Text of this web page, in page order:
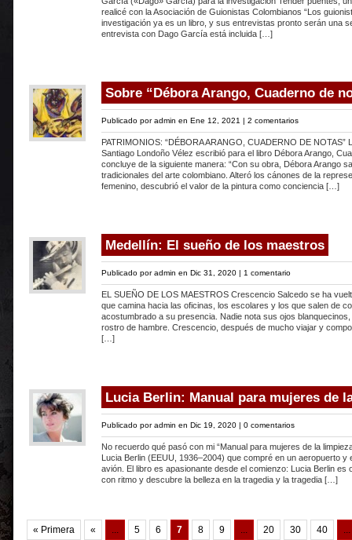
realicé con la Asociación de Guionistas Colombianos “Los
investigación ya es un libro, y sus entrevistas pronto serán una
entrevista con Dago García está incluida […]
Sobre “Débora Arango, Cuaderno de
Publicado poradmin en Ene 12, 2021 | 2 comentarios
PATRIMONIOS: “DÉBORA ARANGO, CUADERNO DE NOTAS”
Santiago Londoño Vélez escribió para el libro Débora Arango,
concluye de la siguiente manera: “Con su obra, Débora Arango
tradicionales del arte colombiano. Alteró los cánones de la
femenino, descubrió el valor de la pintura como conciencia […]
Medellín: El sueño de los maestros
Publicado poradmin en Dic 31, 2020 | 1 comentario
EL SUEÑO DE LOS MAESTROS Crescencio Salcedo se ha
que camina hacia las oficinas, los escolares y los que salen de
acostumbrado a su presencia. Nadie nota sus ojos
rostro de hambre. Crescencio, después de mucho viajar y
[…]
Lucia Berlin: Manual para mujeres de
Publicado poradmin en Dic 19, 2020 | 0 comentarios
No recuerdo qué pasó con mi “Manual para mujeres de la
Lucia Berlin (EEUU, 1936–2004) que compré en un aeropuerto y
avión. El libro es apasionante desde el comienzo: Lucia Berlin es
con ritmo y descubre la belleza en la tragedia y la tragedia […]
« Primera « ... 5 6 7 8 9 ... 20 30 40 ...